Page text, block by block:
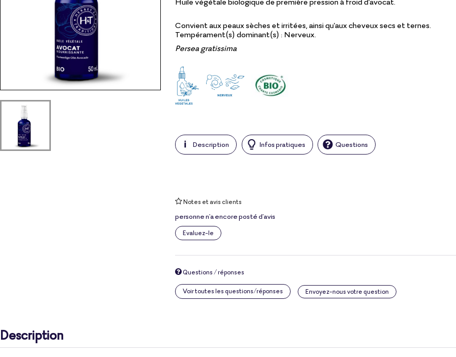
Convient aux peaux sèches et irritées, ainsi qu'aux cheveux secs et ternes.
Tempérament(s) dominant(s) : Nerveux.
Persea gratissima
Description Infos pratiques Questions
Notes et avis clients
personne n'a encore posté d'avis
Evaluez-le
Questions / réponses
Voir toutes les questions/réponses Envoyez-nous votre question
Description